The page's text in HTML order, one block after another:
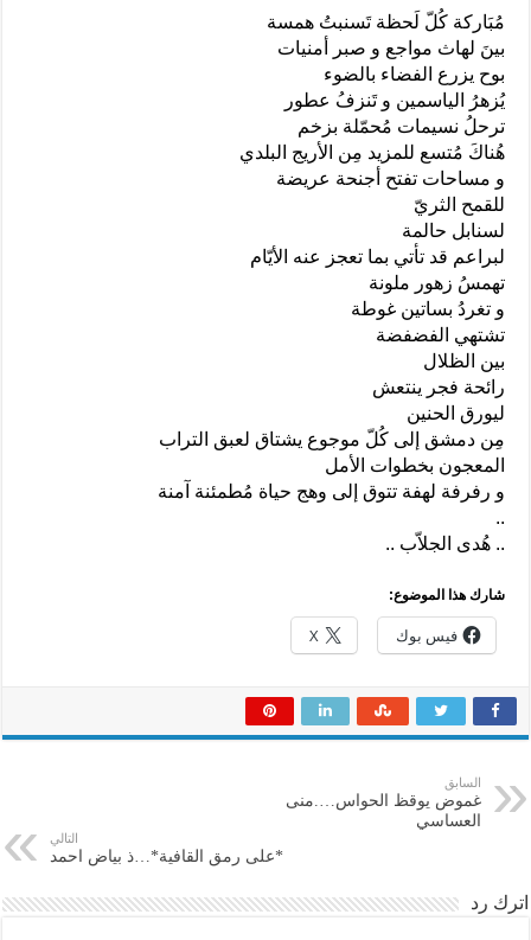
مُبَاركة كُلّ لَحظة تَسنبتُ همسة
بينَ لهاث مواجع و صبر أمنيات
بوح يزرع الفضاء بالضوء
يُزهرُ الياسمين و تَنزفُ عطور
ترحلُ نسيمات مُحمّلة بزخم
هُناكَ مُتسع للمزيد مِن الأريج البلدي
و مساحات تفتح أجنحة عريضة
للقمح الثريّ
لسنابل حالمة
لبراعم قد تأتي بما تعجز عنه الأيّام
تهمسُ زهور ملونة
و تغردُ بساتين غوطة
تشتهي الفضفضة
بين الظلال
رائحة فجر ينتعش
ليورق الحنين
مِن دمشق إلى كُلّ موجوع يشتاق لعبق التراب
المعجون بخطوات الأمل
و رفرفة لهفة تتوق إلى وهج حياة مُطمئنة آمنة
..
.. هُدى الجلاّب ..
شارك هذا الموضوع:
فيس بوك X
السابق
غموض يوقظ الحواس….منى
العساسي
التالي
*على رمق القافية*…ذ بياض احمد
اترك رد